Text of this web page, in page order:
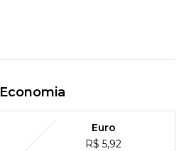
Economia
Euro
R$ 5,92